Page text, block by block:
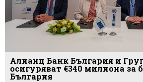
Алианц Банк България и
осигуряват €340 милиона за
България